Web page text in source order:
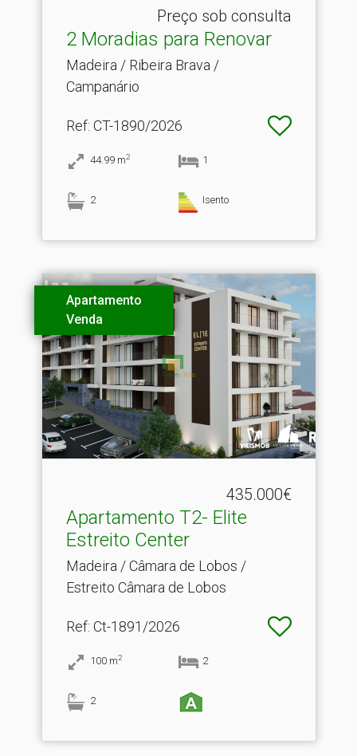
Preço sob consulta
2 Moradias para Renovar
Madeira / Ribeira Brava /
Campanário
Ref: CT-1890/2026
44.99 m2 1
2 Isento
Apartamento
Venda
435.000€
Apartamento T2- Elite
Estreito Center
Madeira / Câmara de Lobos /
Estreito Câmara de Lobos
Ref: Ct-1891/2026
100 m2 2
2